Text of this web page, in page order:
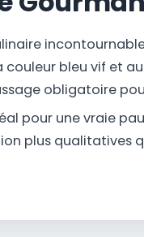
couleur bleu vif et
obligatoire
pour une vraie
plus qualitatives